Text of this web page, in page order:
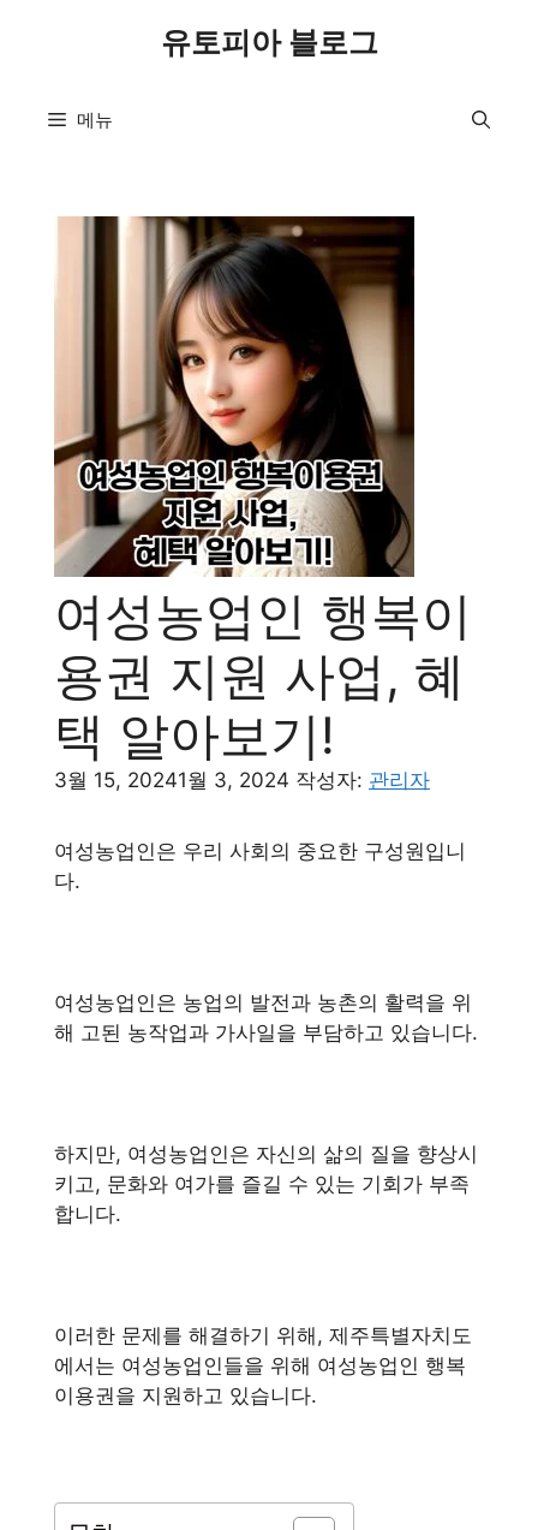
유토피아 블로그
메뉴
여성농업인 행복이
용권 지원 사업, 혜
택 알아보기!
3월 15, 20241월 3, 2024 작성자: 관리자
여성농업인은 우리 사회의 중요한 구성원입니
다.
여성농업인은 농업의 발전과 농촌의 활력을 위
해 고된 농작업과 가사일을 부담하고 있습니다.
하지만, 여성농업인은 자신의 삶의 질을 향상시
키고, 문화와 여가를 즐길 수 있는 기회가 부족
합니다.
이러한 문제를 해결하기 위해, 제주특별자치도
에서는 여성농업인들을 위해 여성농업인 행복
이용권을 지원하고 있습니다.